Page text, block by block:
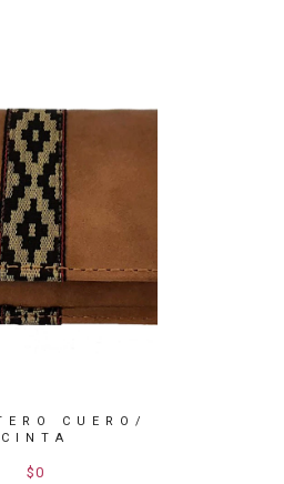
CUERO/
CINTA
$0